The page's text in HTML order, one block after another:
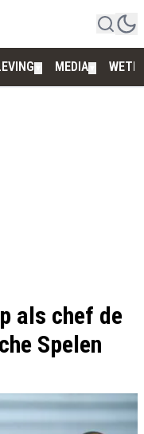
MEDIA
als chef de
Spelen